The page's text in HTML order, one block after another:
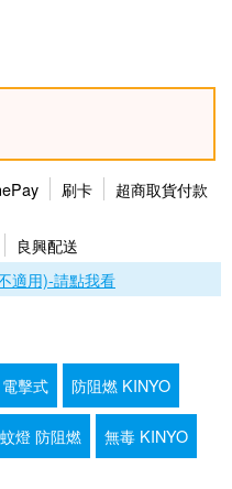
刷卡 超商取貨付款
良興配送
適用)-請點我看
擊式 防阻燃 KINYO
燈 防阻燃 無毒 KINYO